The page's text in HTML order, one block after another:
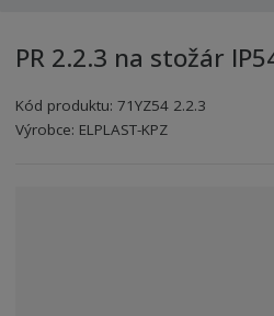
í
t
r
PR 2.2.3 na stožár
Kód produktu:71YZ54 2.2.3
Kód výrobce: 8595208652363
Kód dodavatele:8595208652363
Výrobce: ELPLAST-KPZ